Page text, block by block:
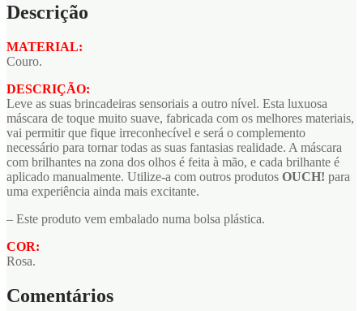
Descrição
MATERIAL:
Couro.
DESCRIÇÃO:
Leve as suas brincadeiras sensoriais a outro nível. Esta luxuosa
máscara de toque muito suave, fabricada com os melhores materiais,
vai permitir que fique irreconhecível e será o complemento
necessário para tornar todas as suas fantasias realidade. A máscara
com brilhantes na zona dos olhos é feita à mão, e cada brilhante é
aplicado manualmente. Utilize-a com outros produtos OUCH! para
uma experiência ainda mais excitante.
– Este produto vem embalado numa bolsa plástica.
COR:
Rosa.
Comentários